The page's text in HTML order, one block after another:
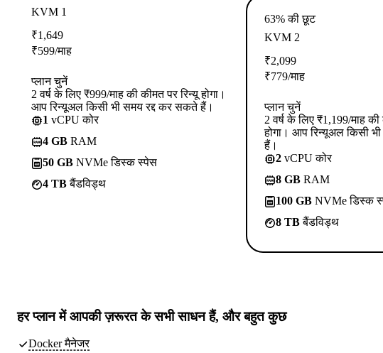
KVM 1
₹1,649
₹599/माह
प्लान चुनें
2 वर्ष के लिए ₹999/माह की कीमत पर रिन्यू होगा।
आप रिन्यूअल किसी भी समय रद्द कर सकते हैं।
1 vCPU कोर
4 GB RAM
50 GB NVMe डिस्क स्पेस
4 TBबैंडविड्थ
63% की छूट
KVM 2
₹2,099
₹779/माह
प्लान चुनें
2 वर्ष के लिए ₹1,199/माह की
होगा। आप रिन्यूअल किसी
हैं।
2 vCPU कोर
8 GB RAM
100 GB NVMe डिस्क
8 TBबैंडविड्थ
हर प्लान मेंआपकी ज़रूरत के सभी साधनहैं, और बहुत कुछ
Docker मैनेजर